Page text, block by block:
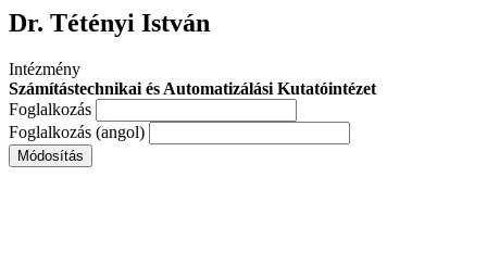
Dr. Tétényi István
Intézmény
Számítástechnikai és Automatizálási Kutatóintézet
Foglalkozás
Foglalkozás (angol)
Módosítás